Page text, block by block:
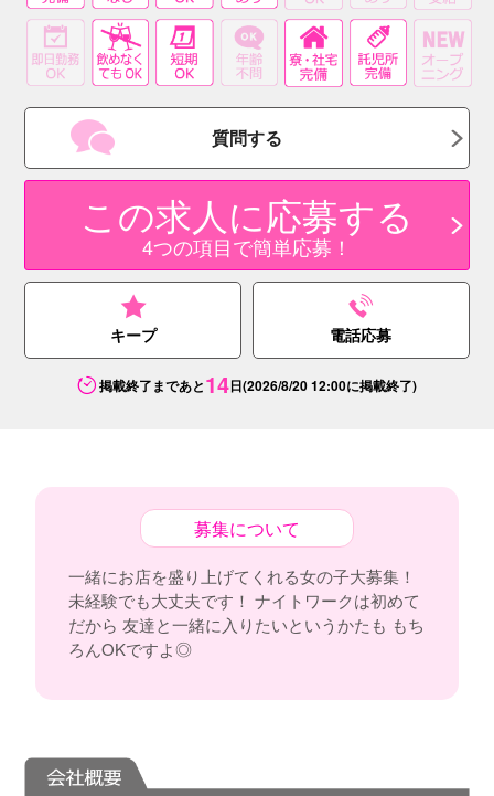
質問する
この求人に応募する
4つの項目で簡単応募！
キープ 電話応募
掲載終了まであと14日(2026/8/20 12:00に掲載終了)
募集について
一緒にお店を盛り上げてくれる女の子大募集！
未経験でも大丈夫です！ ナイトワークは初めて
だから 友達と一緒に入りたいというかたも もち
ろんOKですよ◎